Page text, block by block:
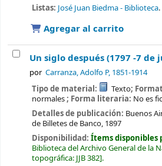
Listas: José Juan Biedma - Biblioteca.
Agregar al carrito
Un siglo después (1797 -7 de
por Carranza, Adolfo P, 1851-1914
Tipo de material: Texto;
normales; Forma literaria: No es
Detalles de publicación: Buenos
de Billetes de Banco, 1897
Disponibilidad: Ítems disponibles
Biblioteca del Archivo General de la
topográfica: JJB 382 .